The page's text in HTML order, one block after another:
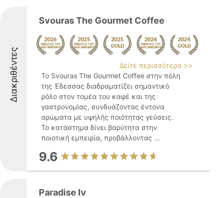
Διακριθέντες
Svouras The Gourmet Coffee
Δείτε περισσότερα >>
Το Svouras The Gourmet Coffee στην πόλη
της Έδεσσας διαδραματίζει σημαντικό
ρόλο στον τομέα του καφέ και της
γαστρονομίας, συνδυάζοντας έντονα
αρώματα με υψηλής ποιότητας γεύσεις.
Το κατάστημα δίνει βαρύτητα στην
ποιοτική εμπειρία, προβάλλοντας ...
9.6
Paradise Ιν